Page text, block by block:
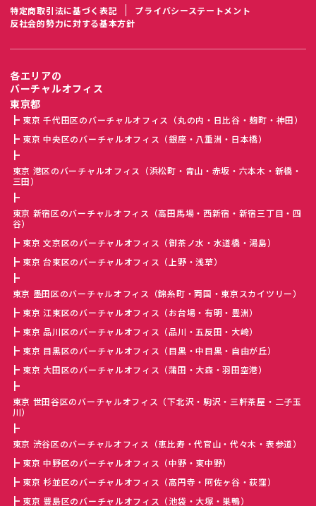
特定商取引法に基づく表記
プライバシーステートメント
反社会的勢力に対する基本方針
各エリアの
バーチャルオフィス
東京都
東京 千代田区のバーチャルオフィス（丸の内・日比谷・麹町・神田）
東京 中央区のバーチャルオフィス（銀座・八重洲・日本橋）
東京 港区のバーチャルオフィス（浜松町・青山・赤坂・六本木・新橋・
三田）
東京 新宿区のバーチャルオフィス（高田馬場・西新宿・新宿三丁目・四
谷）
東京 文京区のバーチャルオフィス（御茶ノ水・水道橋・湯島）
東京 台東区のバーチャルオフィス（上野・浅草）
東京 墨田区のバーチャルオフィス（錦糸町・両国・東京スカイツリー）
東京 江東区のバーチャルオフィス（お台場・有明・豊洲）
東京 品川区のバーチャルオフィス（品川・五反田・大崎）
東京 目黒区のバーチャルオフィス（目黒・中目黒・自由が丘）
東京 大田区のバーチャルオフィス（蒲田・大森・羽田空港）
東京 世田谷区のバーチャルオフィス（下北沢・駒沢・三軒茶屋・二子玉
川）
東京 渋谷区のバーチャルオフィス（恵比寿・代官山・代々木・表参道）
東京 中野区のバーチャルオフィス（中野・東中野）
東京 杉並区のバーチャルオフィス（高円寺・阿佐ヶ谷・荻窪）
東京 豊島区のバーチャルオフィス（池袋・大塚・巣鴨）